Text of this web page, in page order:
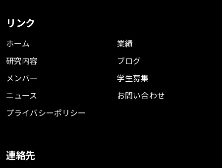
Residents: An LLM Agent
Framework for Personal Mobility
Generation
Renhe Jiang, Chuang Yang
Makoto Onizuka,
Ryosuke Shibasaki
Noboru Koshizuka,
Chuan Xiao
2024
リンク
ホーム
研究内容
メンバー
ニュース
プライバシーポリシー
業績
ブログ
学生募集
お問い合わせ
連絡先